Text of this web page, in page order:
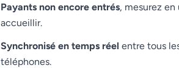
Payants non encore entrés, mesurez
accueillir.
Synchronisé en temps réel entre tous
téléphones.